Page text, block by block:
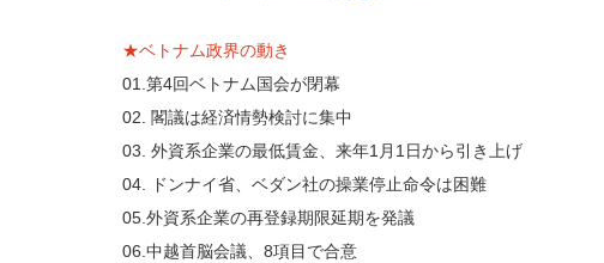
★ベトナム政界の動き
01.第4回ベトナム国会が閉幕
02. 閣議は経済情勢検討に集中
03. 外資系企業の最低賃金、来年1月1日から引き上げ
04. ドンナイ省、ベダン社の操業停止命令は困難
05.外資系企業の再登録期限延期を発議
06.中越首脳会議、8項目で合意